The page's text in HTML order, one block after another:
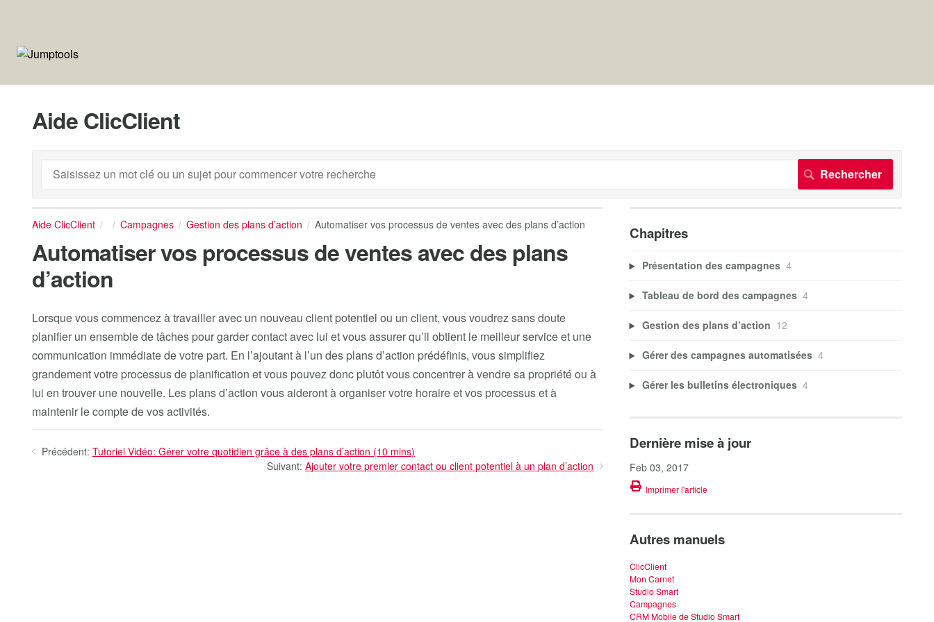
Aide ClicClient
Aide ClicClient Campagnes Gestion des plans d’action Automatiser vos processus de ventes avec des plans d’action
Automatiser vos processus de ventes avec des plans
d’action
Lorsque vous commencez à travailler avec un nouveau client potentiel ou un client, vous voudrez sans doute
planifier un ensemble de tâches pour garder contact avec lui et vous assurer qu’il obtient le meilleur service et une
communication immédiate de votre part. En l’ajoutant à l’un des plans d’action prédéfinis, vous simplifiez
grandement votre processus de planification et vous pouvez donc plutôt vous concentrer à vendre sa propriété ou à
lui en trouver une nouvelle. Les plans d’action vous aideront à organiser votre horaire et vos processus et à
maintenir le compte de vos activités.
Précédent: Tutoriel Vidéo: Gérer votre quotidien grâce à des plans d’action (10 mins)
Suivant: Ajouter votre premier contact ou client potentiel à un plan d’action
Chapitres
Présentation des campagnes 4
Tableau de bord des campagnes 4
Gestion des plans d’action 12
Gérer des campagnes automatisées 4
Gérer les bulletins électroniques 4
Dernière mise à jour
Feb 03, 2017
Imprimer l'article
Autres manuels
ClicClient
Mon Carnet
Studio Smart
Campagnes
CRM Mobile de Studio Smart